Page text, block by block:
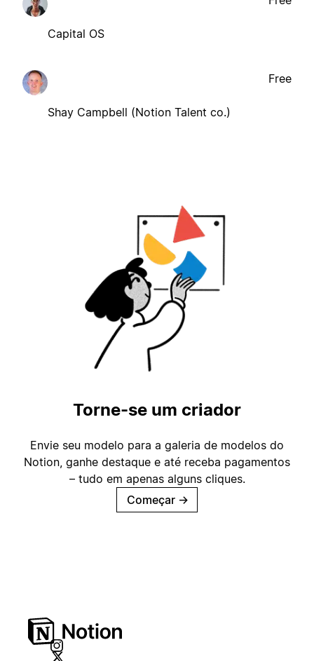
Capital OS
Shay Campbell (Notion Talent co.)
Free
Torne-se um criador
Envie seu modelo para a galeria de modelos do
Notion, ganhe destaque e até receba pagamentos
– tudo em apenas alguns cliques.
Começar →